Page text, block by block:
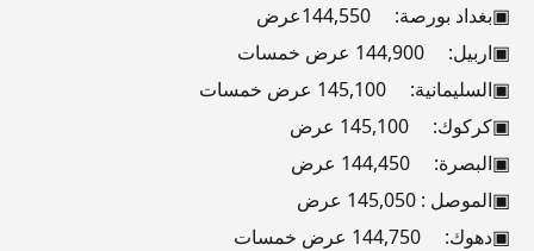
▣بغداد بورصة: 144,550عرض
▣اربيل: 144,900 عرض خمسات
▣السليمانية: 145,100 عرض خمسات
▣كركوك: 145,100 عرض
▣البصرة: 144,450 عرض
▣الموصل : 145,050 عرض
▣دهوك: 144,750 عرض خمسات